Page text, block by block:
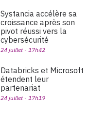
Systancia accélère sa
croissance après son
pivot réussi vers la
cybersécurité
24 juillet - 17h42
Databricks et Microsoft
étendent leur
partenariat
24 juillet - 17h19